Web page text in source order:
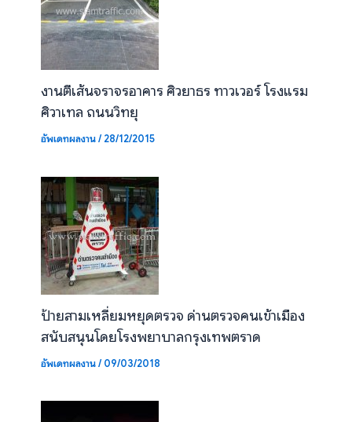
งานตีเส้นจราจรอาคาร ศิวยาธร ทาวเวอร์ โรงแรม
ศิวาเทล ถนนวิทยุ
อัพเดทผลงาน/28/12/2015
ป้ายสามเหลี่ยมหยุดตรวจ ด่านตรวจคนเข้าเมือง
สนับสนุนโดยโรงพยาบาลกรุงเทพตราด
อัพเดทผลงาน/09/03/2018